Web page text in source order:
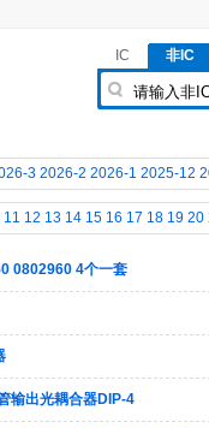
IC 非IC
3 2026-2 2026-1 2025-12
11 12 13 14 15 16 17 18 19 20
0802960 4个一套
输出光耦合器DIP-4